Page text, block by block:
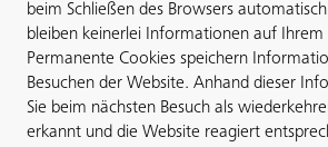
beim Schließen des Browsers
bleiben keinerlei Informationen auf Ihrem
Permanente Cookies speichern
Besuchen der Website. Anhand dieser
Sie beim nächsten Besuch als
erkannt und die Website reagiert